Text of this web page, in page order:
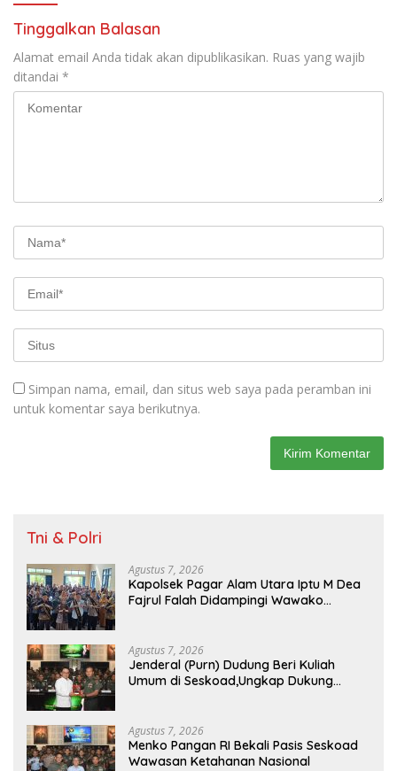
Tinggalkan Balasan
Alamat email Anda tidak akan dipublikasikan. Ruas yang wajib
ditandai *
Simpan nama, email, dan situs web saya pada peramban ini
untuk komentar saya berikutnya.
Tni & Polri
Agustus 7, 2026
Kapolsek Pagar Alam Utara Iptu M Dea
Fajrul Falah Didampingi Wawako
Agustus 7, 2026
Jenderal (Purn) Dudung Beri Kuliah
Umum di Seskoad,Ungkap Dukung
Agustus 7, 2026
Menko Pangan RI Bekali Pasis Seskoad
Wawasan Ketahanan Nasional